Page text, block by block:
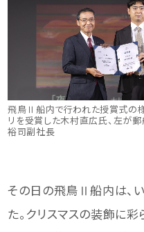
飛鳥Ⅱ船内で行われた授賞式の
リを受賞した木村直広氏、左が
裕司副社長
その日の飛鳥Ⅱ船内は、
た。クリスマスの装飾に